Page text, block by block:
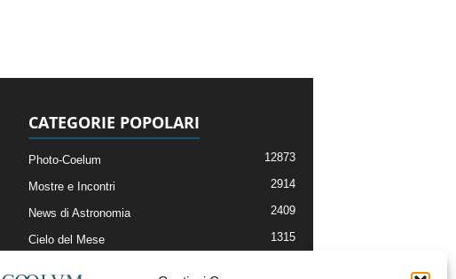
CATEGORIE POPOLARI
Photo-Coelum 12873
Mostre e Incontri 2914
News di Astronomia 2409
Cielo del Mese 1315